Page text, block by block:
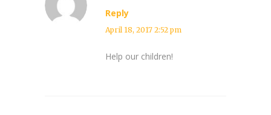
Reply
April 18, 2017 2:52 pm
Help our children!